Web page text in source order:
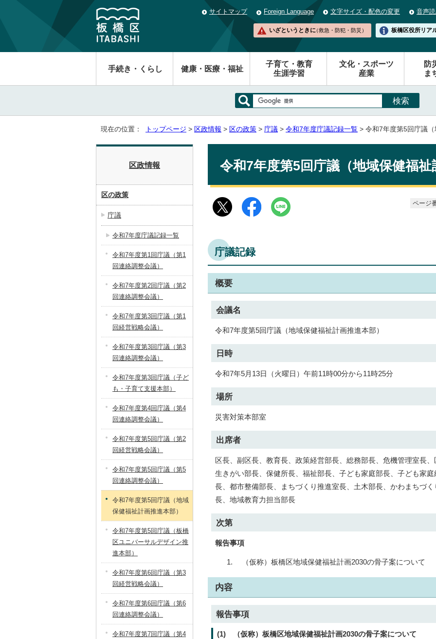
サイトマップ Foreign Language 文字サイズ・配色の変更 音声
いざというときに（救急・防犯・防災） 板橋区役所リア
手続き・くらし 健康・医療・福祉
子育て・教育
生涯学習
文化・スポーツ
産業
防
ま
現在の位置： トップページ > 区政情報 > 区の政策 > 庁議 > 令和7年度庁議記録一覧 > 令和7年度第5回庁議（
令和7年度第5回庁議（地域保健福祉
ページ
庁議記録
概要
会議名
令和7年度第5回庁議（地域保健福祉計画推進本部）
日時
令和7年5月13日（火曜日）午前11時00分から11時25分
場所
災害対策本部室
出席者
区長、副区長、教育長、政策経営部長、総務部長、危機管理室長
生きがい部長、保健所長、福祉部長、子ども家庭部長、子ども家
長、都市整備部長、まちづくり推進室長、土木部長、かわまちづ
長、地域教育力担当部長
次第
報告事項
（仮称）板橋区地域保健福祉計画2030の骨子案について
内容
報告事項
(1) （仮称）板橋区地域保健福祉計画2030の骨子案について
区政情報
区の政策
庁議
令和7年度庁議記録一覧
令和7年度第1回庁議（第1
回連絡調整会議）
令和7年度第2回庁議（第2
回連絡調整会議）
令和7年度第3回庁議（第1
回経営戦略会議）
令和7年度第3回庁議（第3
回連絡調整会議）
令和7年度第3回庁議（子ど
も・子育て支援本部）
令和7年度第4回庁議（第4
回連絡調整会議）
令和7年度第5回庁議（第2
回経営戦略会議）
令和7年度第5回庁議（第5
回連絡調整会議）
令和7年度第5回庁議（地域
保健福祉計画推進本部）
令和7年度第5回庁議（板橋
区ユニバーサルデザイン推
進本部）
令和7年度第6回庁議（第3
回経営戦略会議）
令和7年度第6回庁議（第6
回連絡調整会議）
令和7年度第7回庁議（第4